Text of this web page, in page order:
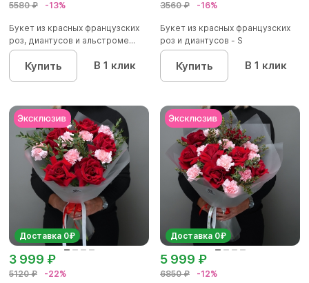
5580 ₽ -13%
Букет из красных французских
роз, диантусов и альстроме...
Купить В 1 клик
3560 ₽ -16%
Букет из красных французских
роз и диантусов - S
Купить В 1 клик
Доставка 0₽
5120 ₽ -22%
3 999 ₽
Доставка 0₽
6850 ₽ -12%
5 999 ₽